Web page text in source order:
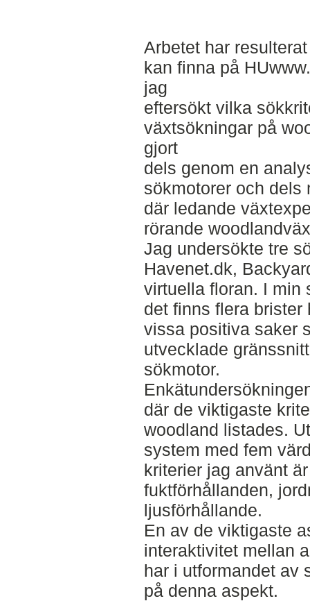
Arbetet har
kan finna på
jag
eftersökt vilka
växtsökningar på
gjort
dels genom en
sökmotorer och dels
där ledande
rörande
Jag undersökte tre
Havenet.dk,
virtuella floran. I min
det finns flera
vissa positiva saker
utvecklade
sökmotor.
där de viktigaste
woodland listades.
system med fem
kriterier jag använt
fuktförhållanden,
ljusförhållande.
En av de viktigaste
interaktivitet mellan
har i utformandet av
på denna aspekt.